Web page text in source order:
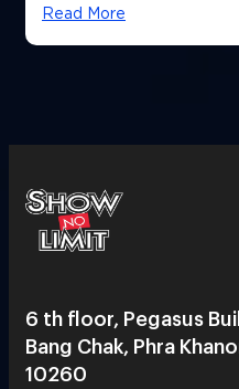
Read More
6 th floor, Pegasus
Bang Chak, Phra
10260